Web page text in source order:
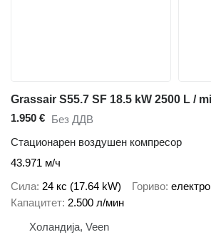
1.950 € Без ДДВ
Стационарен воздушен компресор
43.971 м/ч
Сила 24 кс (17.64 kW) Гориво електро
Капацитет 2.500 л/мин
Холандија, Veen